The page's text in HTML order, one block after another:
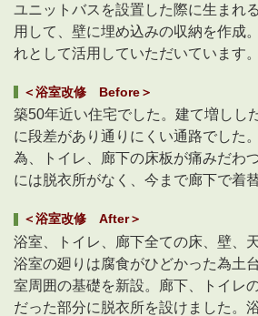
ユニットバスを設置した際に生まれ
用して、壁に埋め込みの収納を作成
れとして活用していただいています。
＜浴室改修 Before＞
築50年近い住宅でした。建て増しし
に段差があり通りにくい通路でした
為、トイレ、廊下の床板が痛みだわ
には脱衣所がなく、今まで廊下で着
＜浴室改修 After＞
浴室、トイレ、廊下全ての床、壁、
浴室の廻りは腐食がひどかった為土
室周囲の基礎を新設。廊下、トイレ
だった部分に脱衣所を設けました。